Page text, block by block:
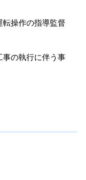
操作の指導監督
の執行に伴う事